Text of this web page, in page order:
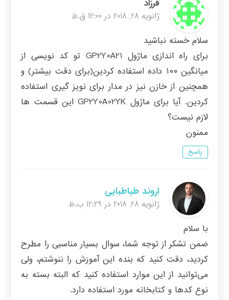
فرزاد
ژانویه 28, 2018 در 12:00 ق.ظ
سلام خسته نباشید
برای راه اندازی ماژول GP2Y0A21 تو کد نویسی از
میانگین ۱۰۰ داده استفاده کردین(برای دقت بیشتر) و
همچنین از خازن نیز در مدار برای نویز گیری استفاده
کردین. آیا برای ماژول GP2Y0A02YK این قسمت ها
لازم نیست؟
ممنون
پاسخ
اروند طباطبایی
ژانویه 28, 2018 در 12:29 ب.ظ
با سلام
ضمن تشکر از توجه شما، سوال بسیار مناسبی را مطرح
کردید، دقت کنید که بنده این آموزش را ننوشتم، ولی
می‌توانید از این موارد استفاده کنید که البته بسته به
نوع کدها و کتابخانه مورد استفاده دارد.